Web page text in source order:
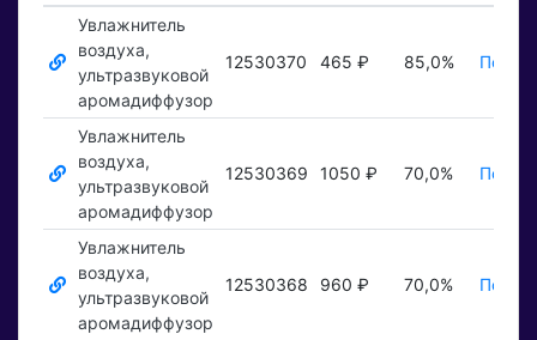
Увлажнитель
воздуха,
ультразвуковой
аромадиффузор
12530370 465 ₽ 85,0%
Увлажнитель
воздуха,
ультразвуковой
аромадиффузор
12530369 1050 ₽ 70,0%
Увлажнитель
воздуха,
ультразвуковой
аромадиффузор
12530368 960 ₽ 70,0%